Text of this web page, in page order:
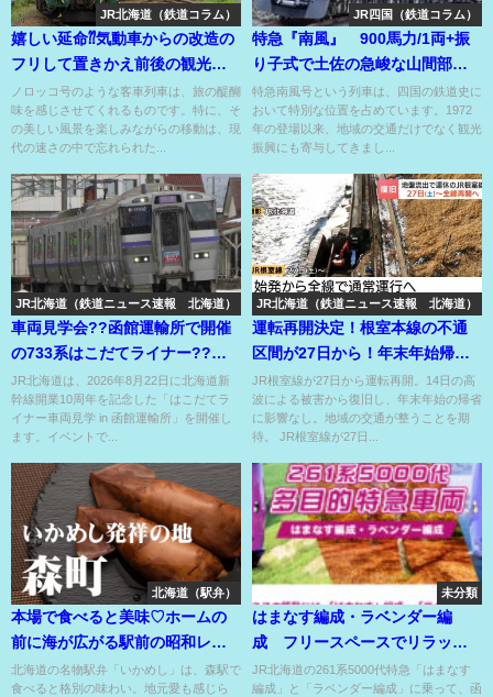
JR北海道（鉄道コラム）
嬉しい延命⁇気動車からの改造の
フリして置きかえ前後の観光列
車の種車が同一⁇
ノロッコ号のような客車列車は、旅の醍醐
味を感じさせてくれるものです。特に、そ
の美しい風景を楽しみながらの移動は、現
代の速さの中で忘れられた...
JR四国（鉄道コラム）
特急『南風』 900馬力/1両+振
り子式で土佐の急峻な山間部を
爆走！
特急南風号という列車は、四国の鉄道史に
おいて特別な位置を占めています。1972
年の登場以来、地域の交通だけでなく観光
振興にも寄与してきまし...
JR北海道（鉄道ニュース速報 北海道）
車両見学会??函館運輸所で開催
の733系はこだてライナー??キ
ハ150形の送迎付??
JR北海道は、2026年8月22日に北海道新
幹線開業10周年を記念した「はこだてラ
イナー車両見学 in 函館運輸所」を開催し
ます。イベントで...
JR北海道（鉄道ニュース速報 北海道）
運転再開決定！根室本線の不通
区間が27日から！年末年始帰省
の繁忙期に間にあう⁉
JR根室線が27日から運転再開。14日の高
波による被害から復旧し、年末年始の帰省
に影響なし。地域の交通が整うことを期
待。 JR根室線が27日...
北海道（駅弁）
本場で食べると美味♡ホームの
前に海が広がる駅前の昭和レト
ロな販売店の超有名駅弁⁉
北海道の名物駅弁「いかめし」は、森駅で
食べると格別の味わい。地元愛も感じら
未分類
はまなす編成・ラベンダー編
成 フリースペースでリラック
スOK！
JR北海道の261系5000代特急「はまなす
編成」と「ラベンダー編成」に乗って、函